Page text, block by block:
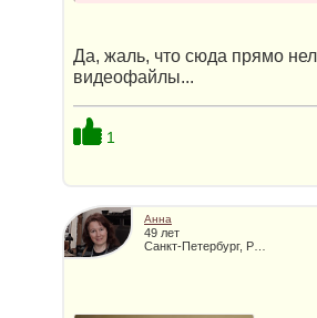
Да, жаль, что сюда прямо
видеофайлы...
1
Анна
49 лет